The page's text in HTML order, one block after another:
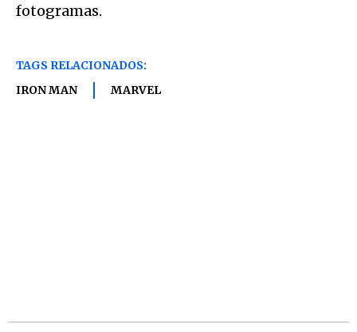
fotogramas.
TAGS RELACIONADOS:
IRON MAN
MARVEL